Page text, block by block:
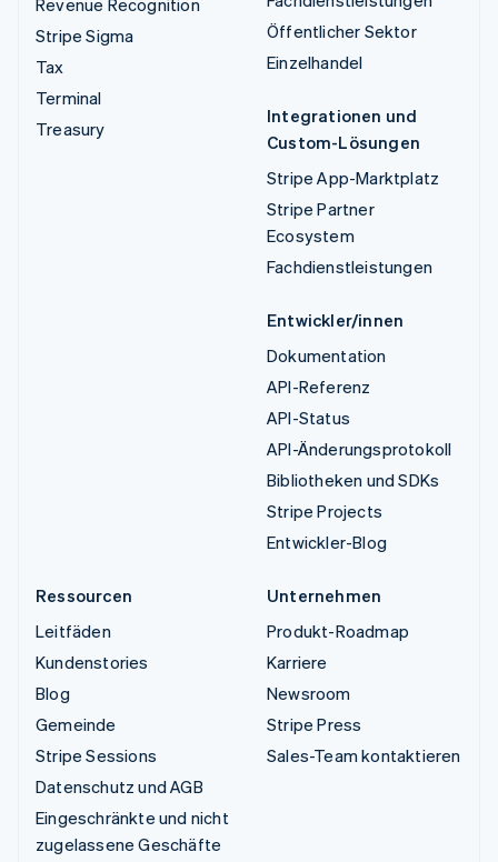
Stripe Sigma
Tax
Terminal
Treasury
Öffentlicher Sektor
Einzelhandel
Integrationen und
Custom-Lösungen
Stripe App-Marktplatz
Stripe Partner
Ecosystem
Fachdienstleistungen
Entwickler/innen
Dokumentation
API-Referenz
API-Status
API-Änderungsprotokoll
Bibliotheken und SDKs
Stripe Projects
Entwickler-Blog
Ressourcen
Leitfäden
Kundenstories
Blog
Gemeinde
Stripe Sessions
Datenschutz und AGB
Eingeschränkte und nicht
zugelassene Geschäfte
Unternehmen
Produkt-Roadmap
Karriere
Newsroom
Stripe Press
Sales-Team kontaktieren